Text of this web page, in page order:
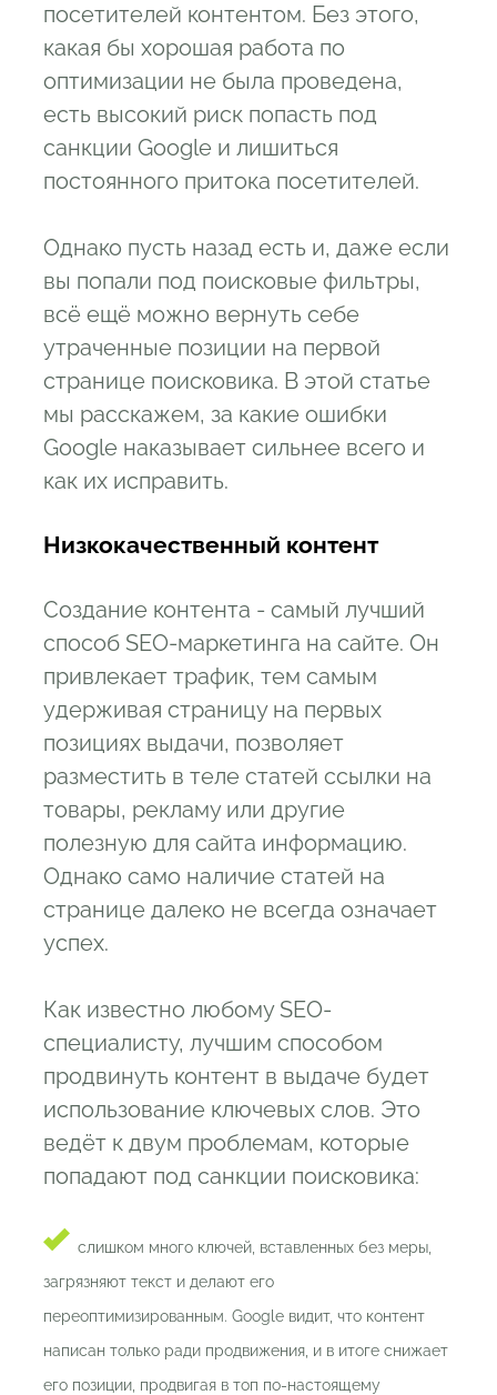
посетителей контентом. Без этого,
какая бы хорошая работа по
оптимизации не была проведена,
есть высокий риск попасть под
санкции Google и лишиться
постоянного притока посетителей.
Однако пусть назад есть и, даже если
вы попали под поисковые фильтры,
всё ещё можно вернуть себе
утраченные позиции на первой
странице поисковика. В этой статье
мы расскажем, за какие ошибки
Google наказывает сильнее всего и
как их исправить.
Низкокачественный контент
Создание контента - самый лучший
способ SEO-маркетинга на сайте. Он
привлекает трафик, тем самым
удерживая страницу на первых
позициях выдачи, позволяет
разместить в теле статей ссылки на
товары, рекламу или другие
полезную для сайта информацию.
Однако само наличие статей на
странице далеко не всегда означает
успех.
Как известно любому SEO-
специалисту, лучшим способом
продвинуть контент в выдаче будет
использование ключевых слов. Это
ведёт к двум проблемам, которые
попадают под санкции поисковика:
слишком много ключей, вставленных без меры,
загрязняют текст и делают его
переоптимизированным. Google видит, что контент
написан только ради продвижения, и в итоге снижает
его позиции, продвигая в топ по-настоящему